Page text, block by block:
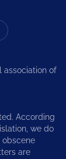
association of
According
we do
obscene
are